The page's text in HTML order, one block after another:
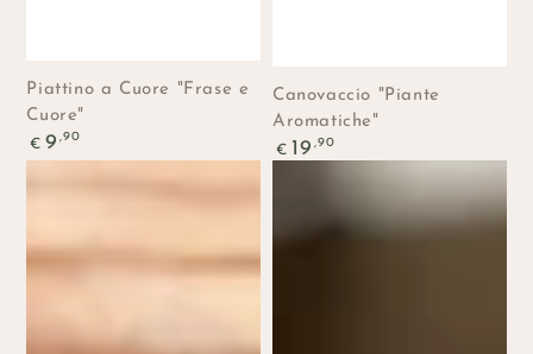
Piattino a Cuore "Frase e
Cuore"
Prezzo
regolare
€ 9 ,90
Canovaccio "Piante
Aromatiche"
Prezzo
regolare
€ 19 ,90